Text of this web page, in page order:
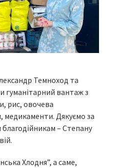
Темноход та
гуманітарний вантаж з
рис, овочева
медикаменти. Дякуємо за
– Степану
Хлодня”, а саме,